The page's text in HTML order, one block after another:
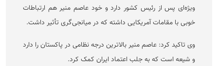
ویژه‌ای پس از رئیس کشور دارد و خود عاصم منیر هم ارتباطات
خوبی با مقامات آمریکایی داشته که در میانجی‌گری تأثیر داشت.
وی تاکید کرد: عاصم منیر بالاترین درجه نظامی در پاکستان را دارد
و شیعه است که به جلب اعتماد ایران کمک کرد.